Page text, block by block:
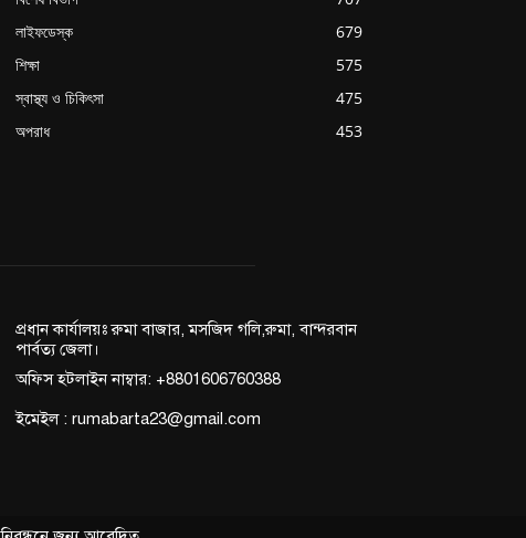
লাইফডেস্ক
679
শিক্ষা
575
স্বাস্থ্য ও চিকিৎসা
475
অপরাধ
453
প্রধান কার্যালয়ঃ রুমা বাজার, মসজিদ গলি,রুমা, বান্দরবান
পার্বত্য জেলা।
অফিস হটলাইন নাম্বার: +8801606760388
ইমেইল : rumabarta23@gmail.com